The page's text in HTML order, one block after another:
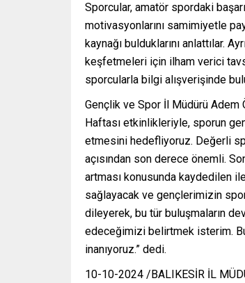
Sporcular, amatör spordaki
motivasyonlarını samimiyetle
kaynağı bulduklarını anlattılar.
keşfetmeleri için ilham verici
sporcularla bilgi alışverişinde
Gençlik ve Spor İl Müdürü Adem
Haftası etkinlikleriyle, sporun
etmesini hedefliyoruz. Değerli
açısından son derece önemli.
artması konusunda kaydedilen
sağlayacak ve gençlerimizin
dileyerek, bu tür buluşmaların
edeceğimizi belirtmek isterim.
inanıyoruz.” dedi.
10-10-2024 /BALIKESİR İL